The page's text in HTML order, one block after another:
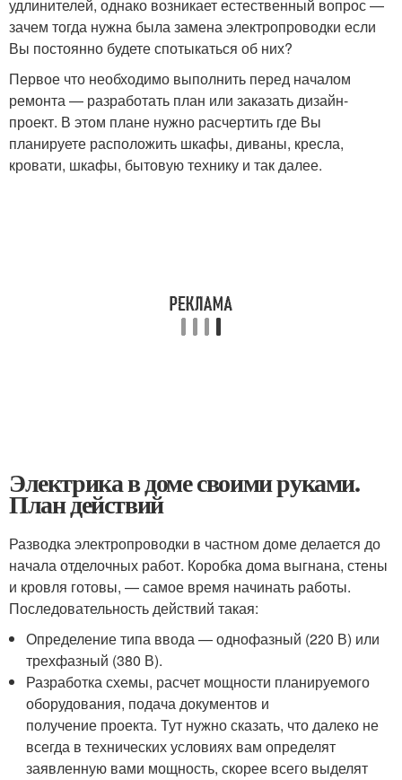
удлинителей, однако возникает естественный вопрос —
зачем тогда нужна была замена электропроводки если
Вы постоянно будете спотыкаться об них?
Первое что необходимо выполнить перед началом
ремонта — разработать план или заказать дизайн-
проект. В этом плане нужно расчертить где Вы
планируете расположить шкафы, диваны, кресла,
кровати, шкафы, бытовую технику и так далее.
Электрика в доме своими руками.
План действий
Разводка электропроводки в частном доме делается до
начала отделочных работ. Коробка дома выгнана, стены
и кровля готовы, — самое время начинать работы.
Последовательность действий такая:
Определение типа ввода — однофазный (220 В) или
трехфазный (380 В).
Разработка схемы, расчет мощности планируемого
оборудования, подача документов и
получение проекта. Тут нужно сказать, что далеко не
всегда в технических условиях вам определят
заявленную вами мощность, скорее всего выделят